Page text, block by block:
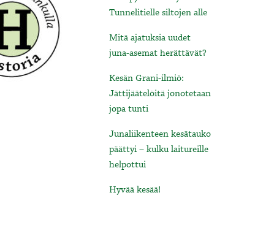
Tunnelitielle siltojen alle
Mitä ajatuksia uudet
juna-asemat herättävät?
Kesän Grani-ilmiö:
Jättijäätelöitä jonotetaan
jopa tunti
Junaliikenteen kesätauko
päättyi – kulku laitureille
helpottui
Hyvää kesää!